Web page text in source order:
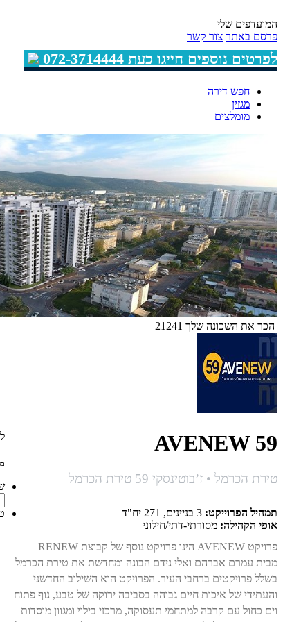
המועדפים שלי
פרסם באתר צור קשר
לפרטים נוספים חייגו כעת 072-3714444
חפש דירה
מגזין
מומלצים
הכר את השכונה שלך 21241
AVENEW 59
טירת הכרמל • ז’בוטינסקי 59 טירת הכרמל
תמהיל הפרוייקט:
אופי הקהילה: מסורתי-דתי/חילוני
פרויקט AVENEW הינו פרויקט נוסף של קבוצת RENEW
מבית עמרם אברהם ואלי נידם הבונה ומחדשת את טירת הכרמל
בשלל פרויקטים ברחבי העיר. הפרויקט הוא השילוב החדשני
והעתידי של איכות חיים גבוהה בסביבה ירוקה של טבע, נוף פתוח
וים כחול עם קרבה למתחמי תעסוקה, מרכזי בילוי ומגוון מוסדות